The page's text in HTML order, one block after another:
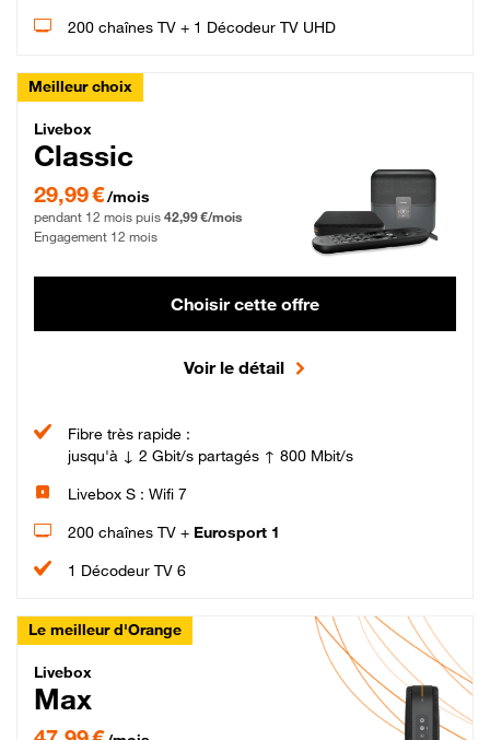
200 chaînes TV + 1 Décodeur TV UHD
Meilleur choix
Livebox Classic Fibre
Livebox
Classic
29,99 € par mois pendant 12 mois puis 42,99 € par mois, Engagement 12 mois
29,99 €/mois
pendant 12 mois puis 42,99 €/mois
Engagement 12 mois
Choisir cette offre
Voir le détail
Fibre très rapide :
jusqu'à ↓ 2 Gbit/s partagés ↑ 800 Mbit/s
Livebox S : Wifi 7
200 chaînes TV + Eurosport 1
1 Décodeur TV 6
Le meilleur d'Orange
Livebox Max Fibre
Livebox
Max
47,99 € par mois pendant 12 mois puis 57,99 € par mois, Engagement 12 mois